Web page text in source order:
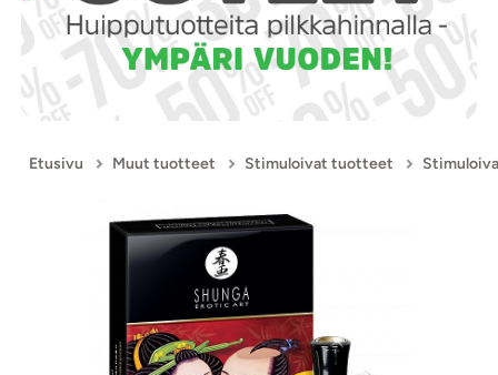
Etusivu Muut tuotteet Stimuloivat tuotteet